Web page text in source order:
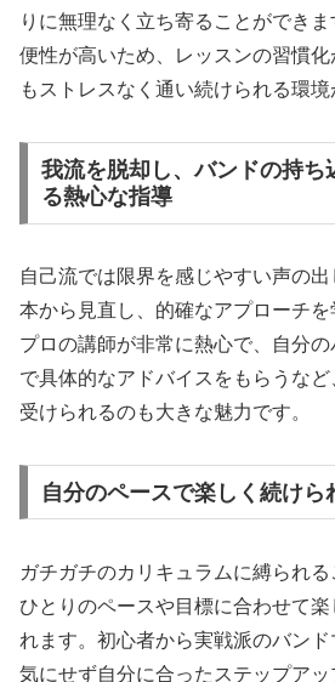
りに無理なく立ち寄ることができ
便性が高いため、レッスンの習慣
もストレスなく通い続けられる環境
我流を脱却し、バンドの持ち
る熱心な指導
自己流では限界を感じやすい声の
本から見直し、的確なアプローチを
プロの講師が非常に熱心で、自分
で具体的なアドバイスをもらうな
受けられるのも大きな魅力です。
自分のペースで楽しく続けら
ガチガチのカリキュラムに縛られ
ひとりのペースや目標に合わせて
れます。初心者から実戦派のバン
気にせず自分に合ったステップア